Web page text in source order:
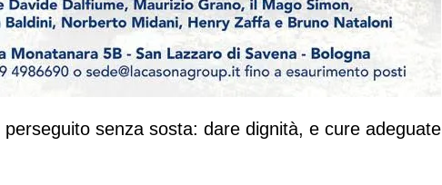
senza sosta: dare dignità, e cure